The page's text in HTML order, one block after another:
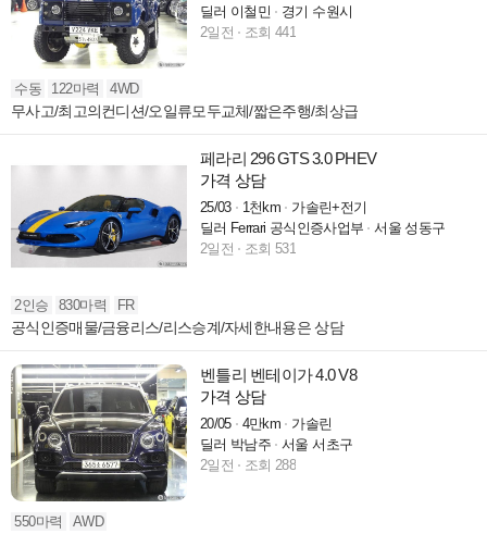
딜러 이철민
경기 수원시
2일전
조회 441
수동 122마력 4WD
무사고/최고의컨디션/오일류모두교체/짧은주행/최상급
페라리 296 GTS 3.0 PHEV
가격 상담
25/03 1천km
가솔린+전기
딜러 Ferrari 공식인증사업부
서울 성동구
2일전
조회 531
2인승 830마력 FR
공식인증매물/금융리스/리스승계/자세한내용은 상담
벤틀리 벤테이가 4.0 V8
가격 상담
20/05 4만km
가솔린
딜러 박남주
서울 서초구
2일전
조회 288
550마력 AWD